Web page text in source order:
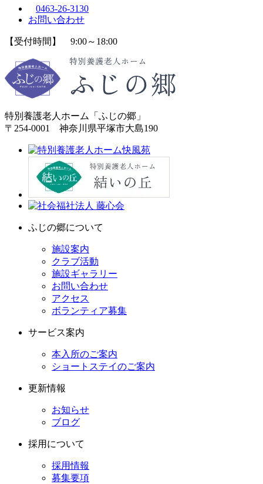
0463-26-3130
お問い合わせ
【受付時間】 9:00～18:00
特別養護老人ホーム「ふじの郷」
〒254-0001 神奈川県平塚市大島190
ふじの郷について
施設案内
クラブ活動
施設ギャラリー
お問い合わせ
アクセス
ボランティア募集
サービス案内
本入所のご案内
ショートステイのご案内
更新情報
お知らせ
ブログ
採用について
採用情報
募集要項